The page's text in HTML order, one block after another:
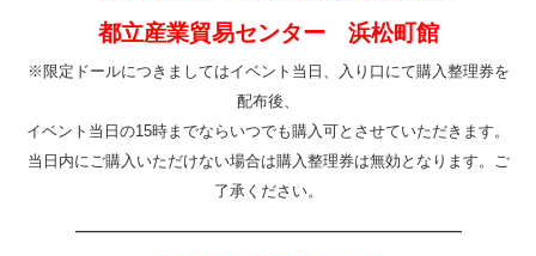
都立産業貿易センター 浜松町館
※限定ドールにつきましてはイベント当日、入り口にて購入整理券を
配布後、
イベント当日の15時までならいつでも購入可とさせていただきます。
当日内にご購入いただけない場合は購入整理券は無効となります。ご
了承ください。
—————————————————